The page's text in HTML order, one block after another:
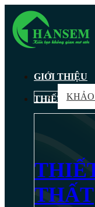
GIỚI THIỆU
THIẾT KẾ
THẤT